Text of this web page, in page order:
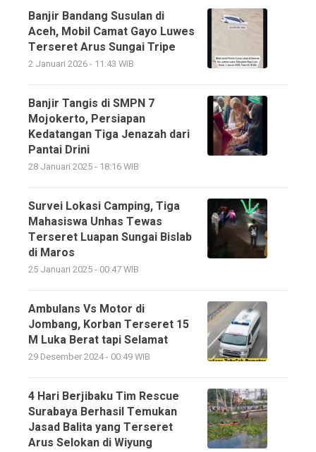
Banjir Bandang Susulan di
Aceh, Mobil Camat Gayo Luwes
Terseret Arus Sungai Tripe
2 Januari 2026 - 11:43 WIB
Banjir Tangis di SMPN 7
Mojokerto, Persiapan
Kedatangan Tiga Jenazah dari
Pantai Drini
28 Januari 2025 - 18:16 WIB
Survei Lokasi Camping, Tiga
Mahasiswa Unhas Tewas
Terseret Luapan Sungai Bislab
di Maros
25 Januari 2025 - 00:47 WIB
Ambulans Vs Motor di
Jombang, Korban Terseret 15
M Luka Berat tapi Selamat
29 Desember 2024 - 00:49 WIB
4 Hari Berjibaku Tim Rescue
Surabaya Berhasil Temukan
Jasad Balita yang Terseret
Arus Selokan di Wiyung